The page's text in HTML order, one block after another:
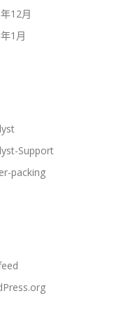
12月
1月
Support
packing